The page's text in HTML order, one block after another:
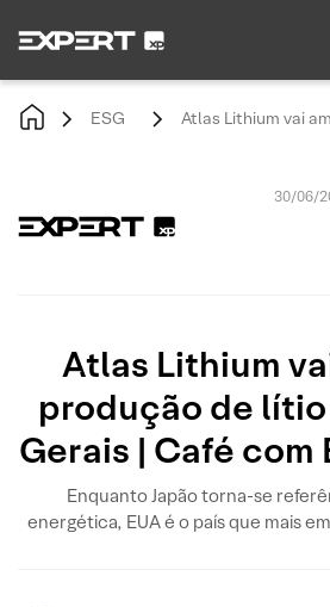
ESG Atlas Lithium vai
30/06/
Atlas Lithium
produção de
Gerais | Café com
Enquanto Japão torna-se
energética, EUA é o país que mais